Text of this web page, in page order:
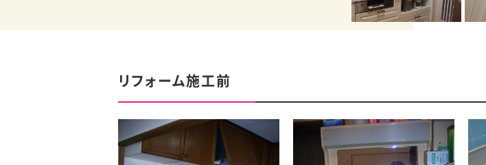
リフォーム施工前